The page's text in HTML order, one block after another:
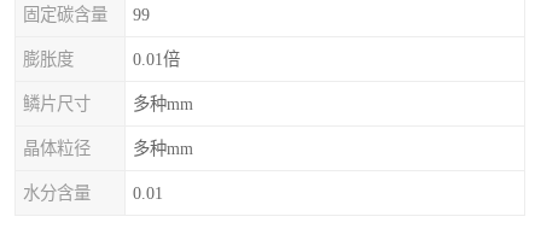
固定碳含量 99
膨胀度 0.01倍
鳞片尺寸 多种mm
晶体粒径 多种mm
水分含量 0.01